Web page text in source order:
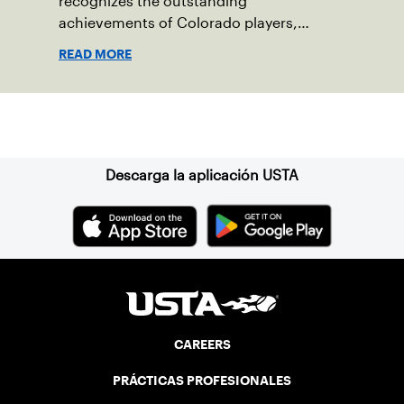
achievements of Colorado players,
READ MORE
Descarga la aplicación USTA
CAREERS
PRÁCTICAS PROFESIONALES